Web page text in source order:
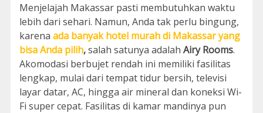
Menjelajah Makassar pasti membutuhkan waktu
lebih dari sehari. Namun, Anda tak perlu bingung,
karena ada banyak hotel murah di Makassar yang
bisa Anda pilih,salah satunya adalah Airy Rooms.
Akomodasi berbujet rendah ini memiliki fasilitas
lengkap, mulai dari tempat tidur bersih, televisi
layar datar, AC, hingga air mineral dan koneksi Wi-
Fi super cepat. Fasilitas di kamar mandinya pun